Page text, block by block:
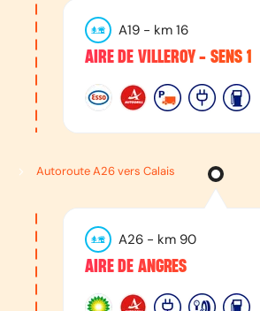
A19 - km 16
AIRE DE VILLEROY - SENS 1
Autoroute A26 vers Calais
A26 - km 90
AIRE DE ANGRES